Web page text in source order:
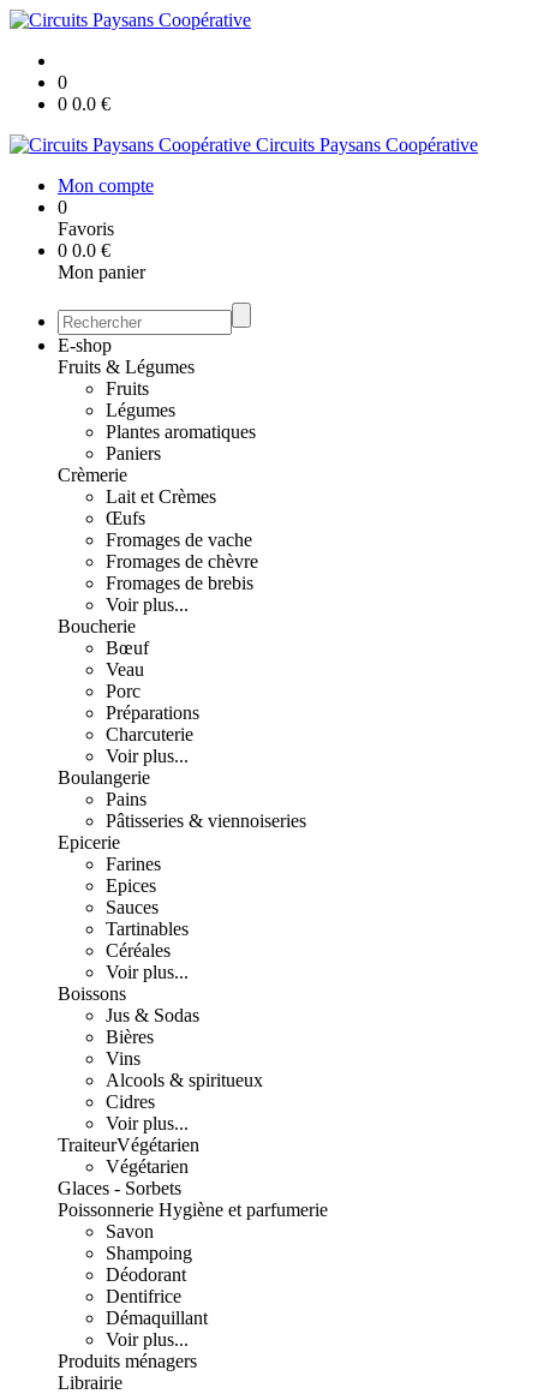
0
0 0.0 €
Circuits Paysans Coopérative
Mon compte
0
Favoris
0 0.0 €
Mon panier
E-shop
Fruits & Légumes
Fruits
Légumes
Plantes aromatiques
Paniers
Crèmerie
Lait et Crèmes
Œufs
Fromages de vache
Fromages de chèvre
Fromages de brebis
Voir plus...
Boucherie
Bœuf
Veau
Porc
Préparations
Charcuterie
Voir plus...
Boulangerie
Pains
Pâtisseries & viennoiseries
Epicerie
Farines
Epices
Sauces
Tartinables
Céréales
Voir plus...
Boissons
Jus & Sodas
Bières
Vins
Alcools & spiritueux
Cidres
Voir plus...
TraiteurVégétarien
Végétarien
Glaces - Sorbets
Poissonnerie Hygiène et parfumerie
Savon
Shampoing
Déodorant
Dentifrice
Démaquillant
Voir plus...
Produits ménagers
Librairie